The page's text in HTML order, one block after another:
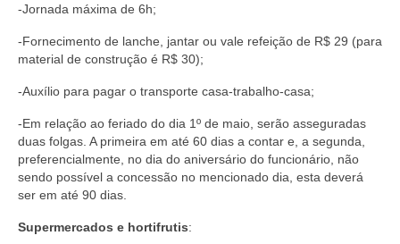
Sede social
Colônia de férias
Refeitórios
Convênios
Dependentes
-Jornada máxima de 6h;
-Fornecimento de lanche, jantar ou vale refeição de R$ 29 (para
material de construção é R$ 30);
-Auxílio para pagar o transporte casa-trabalho-casa;
-Em relação ao feriado do dia 1º de maio, serão asseguradas
duas folgas. A primeira em até 60 dias a contar e, a segunda,
preferencialmente, no dia do aniversário do funcionário, não
sendo possível a concessão no mencionado dia, esta deverá
ser em até 90 dias.
Supermercados e hortifrutis: